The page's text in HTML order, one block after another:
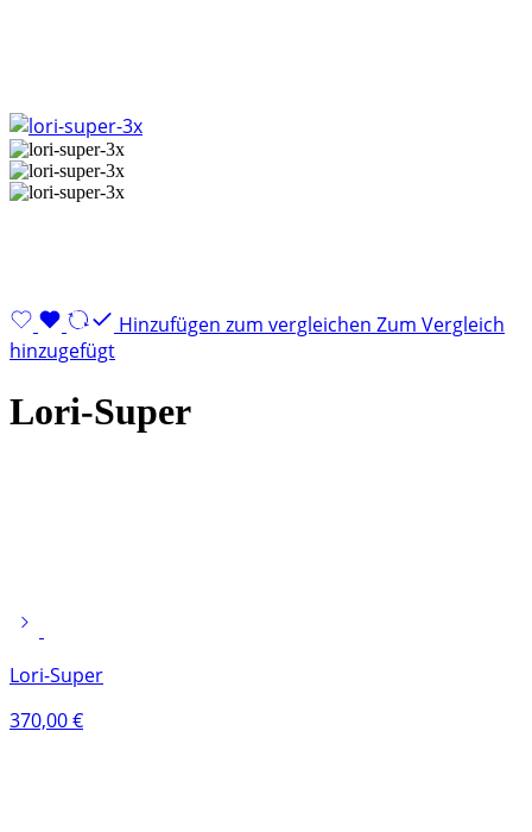
Hinzufügen zum vergleichen Zum Vergleich
hinzugefügt
Lori-Super
Lori-Super
370,00€